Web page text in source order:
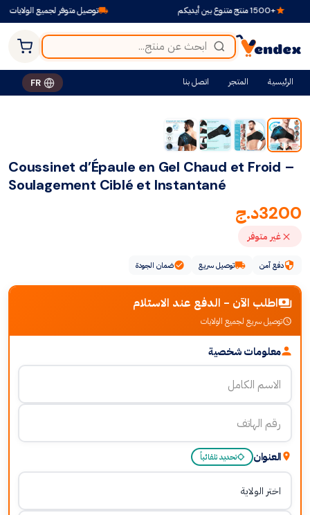
توصيل متوفر لجميع الولايات
الرئيسية المتجر اتصل بنا FR
Coussinet d’Épaule en Gel Chaud et Froid –
Soulagement Ciblé et Instantané
3200د.ج
غير متوفر
دفع آمن توصيل سريع ضمان الجودة
اطلب الآن - الدفع عند الاستلام
توصيل سريع لجميع الولايات
معلومات شخصية
العنوان تحديد تلقائياً